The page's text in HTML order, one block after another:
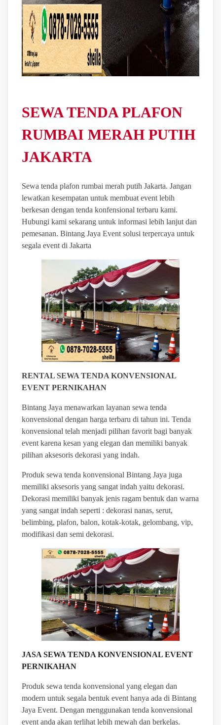
SEWA TENDA PLAFON
RUMBAI MERAH PUTIH
JAKARTA
Sewa tenda plafon rumbai merah putih Jakarta. Jangan
lewatkan kesempatan untuk membuat event lebih
berkesan dengan tenda konfensional terbaru kami.
Hubungi kami sekarang untuk informasi lebih lanjut dan
pemesanan. Bintang Jaya Event solusi terpercaya untuk
segala event di Jakarta
RENTAL SEWA TENDA KONVENSIONAL
EVENT PERNIKAHAN
Bintang Jaya menawarkan layanan sewa tenda
konvensional dengan harga terbaru di tahun ini. Tenda
konvensional telah menjadi pilihan favorit bagi banyak
event karena kesan yang elegan dan memiliki banyak
pilihan aksesoris dekorasi yang indah.
Produk sewa tenda konvensional Bintang Jaya juga
memiliki aksesoris yang sangat indah yaitu dekorasi.
Dekorasi memiliki banyak jenis ragam bentuk dan warna
yang sangat indah seperti : dekorasi nanas, serut,
belimbing, plafon, balon, kotak-kotak, gelombang, vip,
modifikasi dan semi dekorasi.
JASA SEWA TENDA KONVENSIONAL EVENT
PERNIKAHAN
Produk sewa tenda konvensional yang elegan dan
modern untuk segala bentuk event hanya ada di Bintang
Jaya Event. Dengan menggunakan tenda konvensional
event anda akan terlihat lebih mewah dan berkelas.